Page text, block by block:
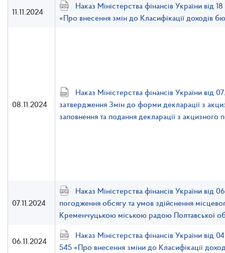
11.11.2024
Наказ Міністерства фінансів України від
«Про внесення змін до Класифікації доходів
08.11.2024
Наказ Міністерства фінансів України від
затвердження Змін до форми декларації з
заповнення та подання декларації з акцизного
07.11.2024
Наказ Міністерства фінансів України від
погодження обсягу та умов здійснення
Кременчуцькою міською радою Полтавської
06.11.2024
Наказ Міністерства фінансів України
545 «Про внесення зміни до Класифікації